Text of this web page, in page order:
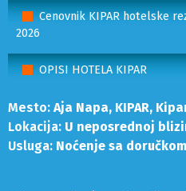
Cenovnik KIPAR hotelske
2026
OPISI HOTELA KIPAR
Mesto: Aja Napa, KIPAR,
Lokacija: U neposrednoj
Usluga: Noćenje sa doručkom